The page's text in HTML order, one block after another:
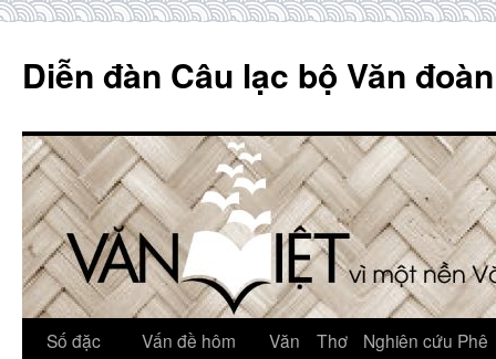
content
Diễn đàn Câu lạc bộ Văn
Số đặc
Vấn đề hôm
Văn Thơ
Nghiên cứu Phê